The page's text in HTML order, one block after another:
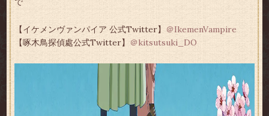
【イケメンヴァンパイア 公式Twitter】
＠IkemenVampire
【啄木鳥探偵處公式Twitter】
＠kitsutsuki_DO